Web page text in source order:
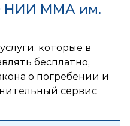
НИИ ММА им.
которые в
бесплатно,
о погребении и
сервис